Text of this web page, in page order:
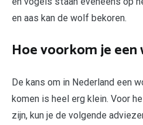
en aas kan de wolf bekoren.
Hoe voorkom je
De kans om in Nederland een
komen is heel erg klein. Voor
zijn, kun je de volgende